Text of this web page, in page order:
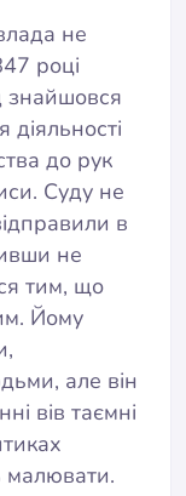
не
році
знайшовся
до рук
Суду не
в
не
тим, що
Йому
але він
вів таємні
малювати.